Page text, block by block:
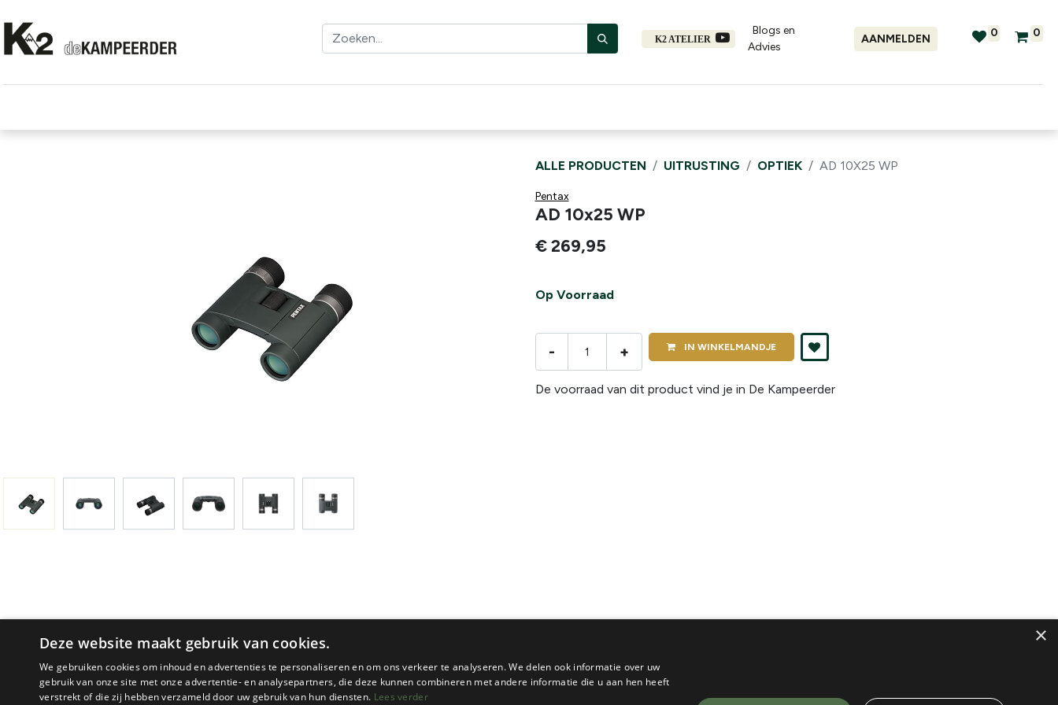
K2 ATELIER
Blogs en
Advies​
AANMELDEN 0 0
ALLE PRODUCTEN UITRUSTING OPTIEK AD 10X25 WP
Pentax
AD 10x25 WP
€269,95
Op Voorraad
- + IN WINKELMANDJE
De voorraad van dit product vind je in De Kampeerder
PRODUCTOMSCHRIJVING
×
Deze website maakt gebruik van cookies.
We gebruiken cookies om inhoud en advertenties te personaliseren en om ons verkeer te analyseren. We delen ook informatie over uw
gebruik van onze site met onze advertentie- en analysepartners, die deze kunnen combineren met andere informatie die u aan hen heeft
verstrekt of die zij hebben verzameld door uw gebruik van hun diensten. Lees verder